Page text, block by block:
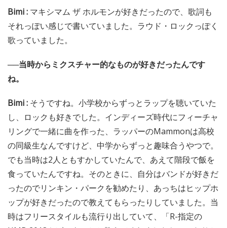
Bimi : マキシマム ザ ホルモンが好きだったので、歌詞も
それっぽい感じで書いていました。ラウド・ロックっぽく
歌っていました。
──当時からミクスチャー的なものが好きだったんです
ね。
Bimi : そうですね。小学校からずっとラップを聴いていた
し、ロックも好きでした。インディーズ時代にフィーチャ
リングで一緒に曲を作った、ラッパーのMammonは高校
の同級生なんですけど、中学からずっと趣味合うやつで。
でも当時は2人ともすかしていたんで、あえて階段で飯を
食っていたんですね。そのときに、自分はバンドが好きだ
ったのでリンキン・パークを勧めたり、あっちはヒップホ
ップが好きだったので教えてもらったりしていました。当
時はフリースタイルも流行り出していて、「R-指定の